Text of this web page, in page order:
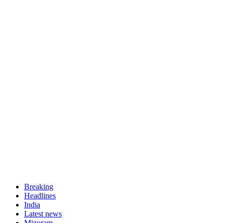
Breaking
Headlines
India
Latest news